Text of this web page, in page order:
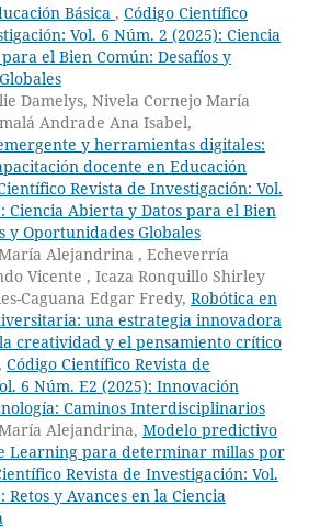
Básica , Código Científico
Vol. 6 Núm. 2 (2025): Ciencia
el Bien Común: Desafíos y
Damelys, Nivela Cornejo María
Andrade Ana Isabel,
y herramientas digitales:
docente en Educación
Revista de Investigación: Vol.
Ciencia Abierta y Datos para el Bien
y Oportunidades Globales
Alejandrina , Echeverría
Vicente , Icaza Ronquillo Shirley
Caguana Edgar Fredy, Robótica en
una estrategia innovadora
creatividad y el pensamiento crítico
, Código Científico Revista de
6 Núm. E2 (2025): Innovación
Caminos Interdisciplinarios
Alejandrina, Modelo predictivo
Learning para determinar millas por
Revista de Investigación: Vol.
Retos y Avances en la Ciencia